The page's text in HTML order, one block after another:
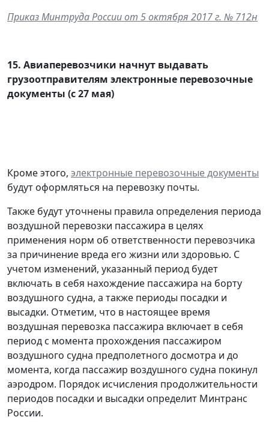
Приказ Минтруда России от 5 октября 2017 г. № 712н
15. Авиаперевозчики начнут выдавать
грузоотправителям электронные перевозочные
документы (с 27 мая)
Кроме этого, электронные перевозочные документы
будут оформляться на перевозку почты.
Также будут уточнены правила определения периода
воздушной перевозки пассажира в целях
применения норм об ответственности перевозчика
за причинение вреда его жизни или здоровью. С
учетом изменений, указанный период будет
включать в себя нахождение пассажира на борту
воздушного судна, а также периоды посадки и
высадки. Отметим, что в настоящее время
воздушная перевозка пассажира включает в себя
период с момента прохождения пассажиром
воздушного судна предполетного досмотра и до
момента, когда пассажир воздушного судна покинул
аэродром. Порядок исчисления продолжительности
периодов посадки и высадки определит Минтранс
России.